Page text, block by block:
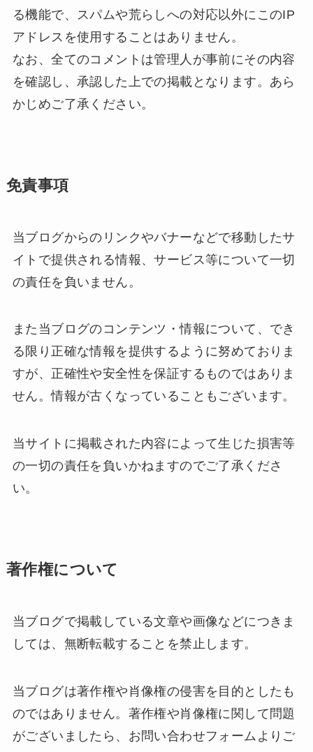
る機能で、スパムや荒らしへの対応以外にこのIP
アドレスを使用することはありません。
なお、全てのコメントは管理人が事前にその内容
を確認し、承認した上での掲載となります。あら
かじめご了承ください。
免責事項
当ブログからのリンクやバナーなどで移動したサ
イトで提供される情報、サービス等について一切
の責任を負いません。
また当ブログのコンテンツ・情報について、でき
る限り正確な情報を提供するように努めておりま
すが、正確性や安全性を保証するものではありま
せん。情報が古くなっていることもございます。
当サイトに掲載された内容によって生じた損害等
の一切の責任を負いかねますのでご了承くださ
い。
著作権について
当ブログで掲載している文章や画像などにつきま
しては、無断転載することを禁止します。
当ブログは著作権や肖像権の侵害を目的としたも
のではありません。著作権や肖像権に関して問題
がございましたら、お問い合わせフォームよりご